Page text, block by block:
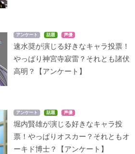
アンケート 話題 声優
速水奨が演じる好きなキャラ投票！
やっぱり神宮寺寂雷？それとも諸伏
高明？【アンケート】
アンケート 話題 声優
堀内賢雄が演じる好きなキャラ投
票！やっぱりオスカー？それともオ
ーキド博士？【アンケート】